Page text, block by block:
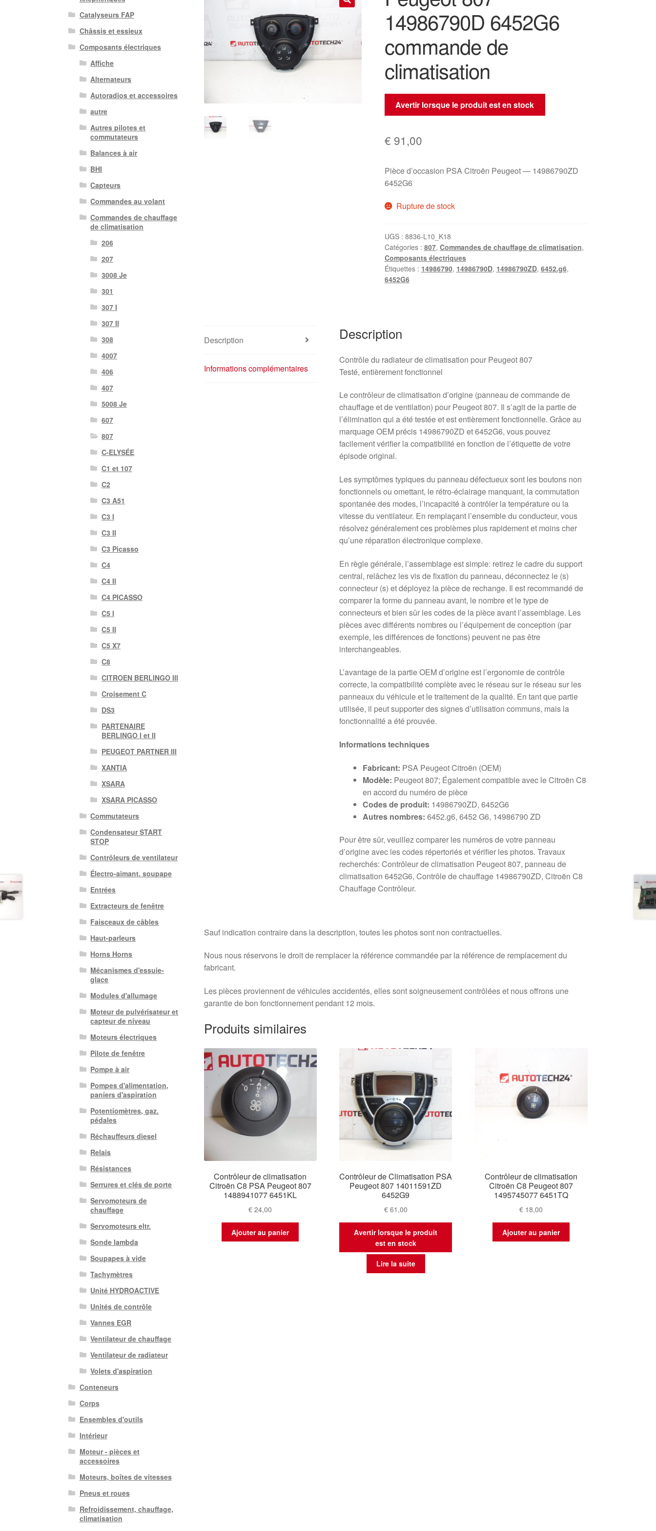
14986790D 6452G6
commande de
climatisation
Avertir lorsque le produit est en stock
€ 91,00
Pièce d’occasion PSA Citroën Peugeot — 14986790ZD
6452G6
Rupture de stock
UGS : 8836-L10_K18
Catégories : 807, Commandes de chauffage de climatisation,
Composants électriques
Étiquettes : 14986790, 14986790D, 14986790ZD, 6452.g6,
6452G6
Description
Informations complémentaires
Description
Contrôle du radiateur de climatisation pour Peugeot 807
Testé, entièrement fonctionnel
Le contrôleur de climatisation d’origine (panneau de commande de
chauffage et de ventilation) pour Peugeot 807. Il s’agit de la partie de
l’élimination qui a été testée et est entièrement fonctionnelle. Grâce au
marquage OEM précis 14986790ZD et 6452G6, vous pouvez
facilement vérifier la compatibilité en fonction de l’étiquette de votre
épisode original.
Les symptômes typiques du panneau défectueux sont les boutons non
fonctionnels ou omettant, le rétro-éclairage manquant, la commutation
spontanée des modes, l’incapacité à contrôler la température ou la
vitesse du ventilateur. En remplaçant l’ensemble du conducteur, vous
résolvez généralement ces problèmes plus rapidement et moins cher
qu’une réparation électronique complexe.
En règle générale, l’assemblage est simple: retirez le cadre du support
central, relâchez les vis de fixation du panneau, déconnectez le (s)
connecteur (s) et déployez la pièce de rechange. Il est recommandé de
comparer la forme du panneau avant, le nombre et le type de
connecteurs et bien sûr les codes de la pièce avant l’assemblage. Les
pièces avec différents nombres ou l’équipement de conception (par
exemple, les différences de fonctions) peuvent ne pas être
interchangeables.
L’avantage de la partie OEM d’origine est l’ergonomie de contrôle
correcte, la compatibilité complète avec le réseau sur le réseau sur les
panneaux du véhicule et le traitement de la qualité. En tant que partie
utilisée, il peut supporter des signes d’utilisation communs, mais la
fonctionnalité a été prouvée.
Informations techniques
Fabricant: PSA Peugeot Citroën (OEM)
Modèle: Peugeot 807; Également compatible avec le Citroën C8
en accord du numéro de pièce
Codes de produit: 14986790ZD, 6452G6
Autres nombres:6452.g6, 6452 G6, 14986790 ZD
Pour être sûr, veuillez comparer les numéros de votre panneau
d’origine avec les codes répertoriés et vérifier les photos. Travaux
recherchés: Contrôleur de climatisation Peugeot 807, panneau de
climatisation 6452G6, Contrôle de chauffage 14986790ZD, Citroën C8
Chauffage Contrôleur.
Sauf indication contraire dans la description, toutes les photos sont non contractuelles.
Nous nous réservons le droit de remplacer la référence commandée par la référence de remplacement du
fabricant.
Les pièces proviennent de véhicules accidentés, elles sont soigneusement contrôlées et nous offrons une
garantie de bon fonctionnement pendant 12 mois.
Produits similaires
Contrôleur de climatisation
Citroën C8 PSA Peugeot 807
1488941077 6451KL
€ 24,00
Ajouter au panier
Contrôleur de Climatisation PSA
Peugeot 807 14011591ZD
6452G9
€61,00
Avertir lorsque le produit
est en stock
Lire la suite
Contrôleur de climatisation
Citroën C8 Peugeot 807
1495745077 6451TQ
€ 18,00
Ajouter au panier
Catalyseurs FAP
Châssis et essieux
Composants électriques
Affiche
Alternateurs
Autoradios et accessoires
autre
Autres pilotes et
commutateurs
Balances à air
BHI
Capteurs
Commandes au volant
Commandes de chauffage
de climatisation
206
207
3008 Je
301
307 I
307 II
308
4007
406
407
5008 Je
607
807
C-ELYSÉE
C1 et 107
C2
C3 A51
C3 I
C3 II
C3 Picasso
C4
C4 II
C4 PICASSO
C5 I
C5 II
C5 X7
C8
CITROEN BERLINGO III
Croisement C
DS3
PARTENAIRE
BERLINGO I et II
PEUGEOT PARTNER III
XANTIA
XSARA
XSARA PICASSO
Commutateurs
Condensateur START
STOP
Contrôleurs de ventilateur
Électro-aimant. soupape
Entrées
Extracteurs de fenêtre
Faisceaux de câbles
Haut-parleurs
Horns Horns
Mécanismes d'essuie-
glace
Modules d'allumage
Moteur de pulvérisateur et
capteur de niveau
Moteurs électriques
Pilote de fenêtre
Pompe à air
Pompes d'alimentation,
paniers d'aspiration
Potentiomètres, gaz.
pédales
Réchauffeurs diesel
Relais
Résistances
Serrures et clés de porte
Servomoteurs de
chauffage
Servomoteurs eltr.
Sonde lambda
Soupapes à vide
Tachymètres
Unité HYDROACTIVE
Unités de contrôle
Vannes EGR
Ventilateur de chauffage
Ventilateur de radiateur
Volets d'aspiration
Conteneurs
Corps
Ensembles d'outils
Intérieur
Moteur - pièces et
accessoires
Moteurs, boîtes de vitesses
Pneus et roues
Refroidissement, chauffage,
climatisation